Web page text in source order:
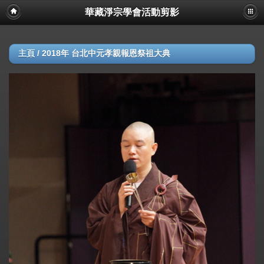
華藏淨宗學會活動剪影
主頁 / 2018年 台北中元孝親報恩祭祖大典